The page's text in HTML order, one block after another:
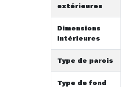
extérieures
Dimensions
intérieures
Type de parois
Type de fond